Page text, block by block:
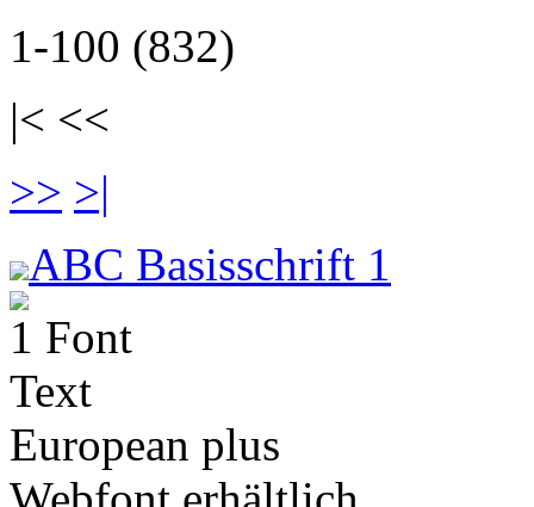
1-100 (832)
|< <<
>> >|
ABC Basisschrift 1
1 Font
Text
European plus